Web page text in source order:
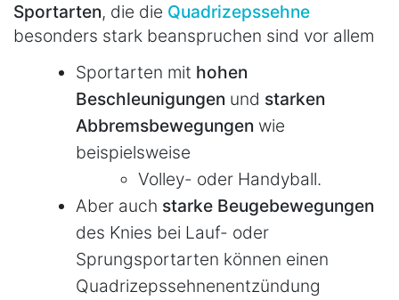
Sportarten, die die Quadrizepssehne
besonders stark beanspruchen sind vor allem
Sportarten mit hohen
Beschleunigungen und starken
Abbremsbewegungen wie
beispielsweise
Volley- oder Handyball.
Aber auch starke Beugebewegungen
des Knies bei Lauf- oder
Sprungsportarten können einen
Quadrizepssehnenentzündung